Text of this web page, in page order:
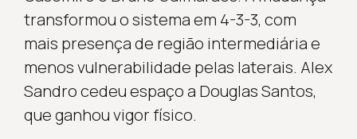
transformou o sistema em 4-3-3, com
mais presença de região intermediária e
menos vulnerabilidade pelas laterais. Alex
Sandro cedeu espaço a Douglas Santos,
que ganhou vigor físico.